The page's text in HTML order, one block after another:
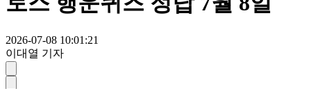
2026-07-08 10:01:21
이대열 기자